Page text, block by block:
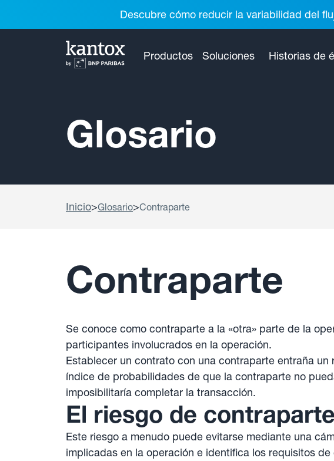
Descubre cómo reducir la variabilidad del
Productos Soluciones Historias de
Glosario
Inicio>Glosario>Contraparte
Contraparte
Se conoce como contraparte a la «otra» parte de la
participantes involucrados en la operación.
Establecer un contrato con una contraparte entraña
índice de probabilidades de que la contraparte no
imposibilitaría completar la transacción.
El riesgo de contraparte
Este riesgo a menudo puede evitarse mediante una
implicadas en la operación e identifica los requisitos